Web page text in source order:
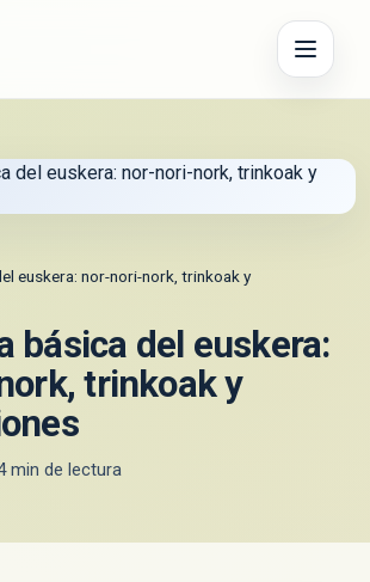
euskera: nor-nori-nork, trinkoak y
básica del euskera:
trinkoak y
min de lectura